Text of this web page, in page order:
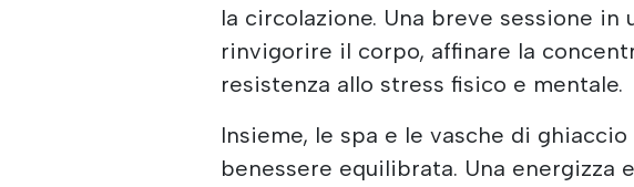
la circolazione. Una breve sessione in
rinvigorire il corpo, affinare la
resistenza allo stress fisico e mentale.
Insieme, le spa e le vasche di
benessere equilibrata. Una energizza